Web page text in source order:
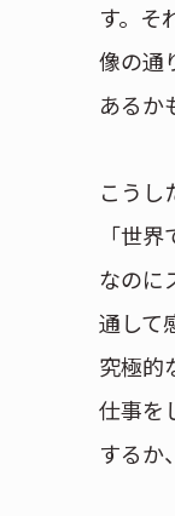
す。そ
像の通
あるか
こうし
「世
なのに
通して
究極的
仕事を
するか